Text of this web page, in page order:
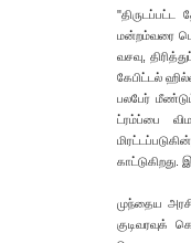
மன்றம்வரை
வசவு,
கேபிட்டல்
பலபேர்
ட்ரம்ப்பை
காட்டுகிறது.
முந்தைய
குடிவரவுக்